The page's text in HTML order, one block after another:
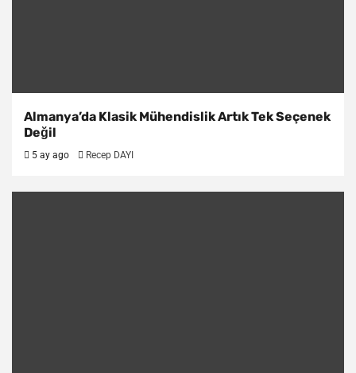
Almanya’da Klasik Mühendislik Artık Tek Seçenek
Değil
5 ay ago Recep DAYI